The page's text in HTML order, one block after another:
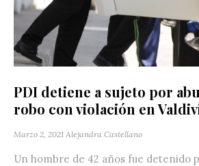
PDI detiene a sujeto por
robo con violación en
Marzo 2, 2021 Alejandra Castellano
Un hombre de 42 años fue detenido